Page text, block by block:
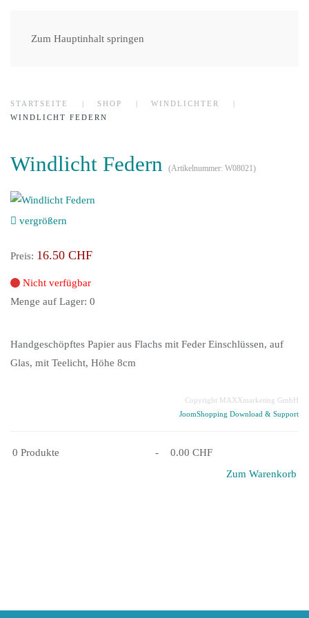
Zum Hauptinhalt springen
STARTSEITE SHOP
WINDLICHTER
WINDLICHT FEDERN
Windlicht Federn (Artikelnummer: W08021)
vergrößern
Preis: 16.50 CHF
Nicht verfügbar
Menge auf Lager: 0
Handgeschöpftes Papier aus Flachs mit Feder Einschlüssen, auf
Glas, mit Teelicht, Höhe 8cm
Copyright MAXXmarketing GmbH
JoomShopping Download & Support
0 Produkte -
0.00 CHF
Zum Warenkorb